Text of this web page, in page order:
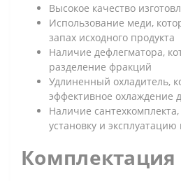
Высокое качество
Использование меди,
запах исходного продукта
Наличие дефлегматора,
разделение фракций
Удлиненный охладитель,
эффективное охлаждение
Наличие
установку и